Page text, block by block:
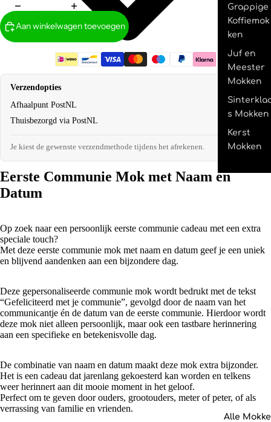
Grappige
Koffiemok
ken
Juf en
Meester
Mokken
s Mokken
Kerst
Mokken
Alle
Aan winkelwagen toevoegen
Verzendopties
Afhaalpunt PostNL
€2,95
Thuisbezorgd via PostNL
Je kiest de gewenste verzendmethode tijdens het afrekenen.
Eerste Communie Mok met Naam en
Datum
Op zoek naar een persoonlijk eerste communie cadeau met een extra
speciale touch?
Met deze eerste communie mok met naam en datum geef je een uniek
en blijvend aandenken aan een bijzondere dag.
Deze gepersonaliseerde communie mok wordt bedrukt met de tekst
“Gefeliciteerd met je communie”, gevolgd door de naam van het
communicantje én de datum van de eerste communie. Hierdoor wordt
deze mok niet alleen persoonlijk, maar ook een tastbare herinnering
aan een specifieke en betekenisvolle dag.
De combinatie van naam en datum maakt deze mok extra bijzonder.
Het is een cadeau dat jarenlang gekoesterd kan worden en telkens
weer herinnert aan dit mooie moment in het geloof.
Perfect om te geven door ouders, grootouders, meter of peter, of als
verrassing van familie en vrienden.